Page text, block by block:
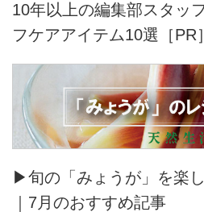
10年以上の編集部スタッ
フケアアイテム10選［PR］
▶旬の「みょうが」を楽
｜7月のおすすめ記事